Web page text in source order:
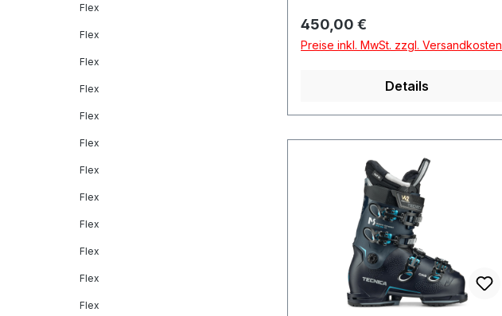
Flex
Flex
Flex
Flex
Flex
Flex
Flex
Flex
Flex
Flex
Flex
Flex
Regulärer Preis:
450,00 €
Preise inkl. MwSt. zzgl. Versandkosten
Details